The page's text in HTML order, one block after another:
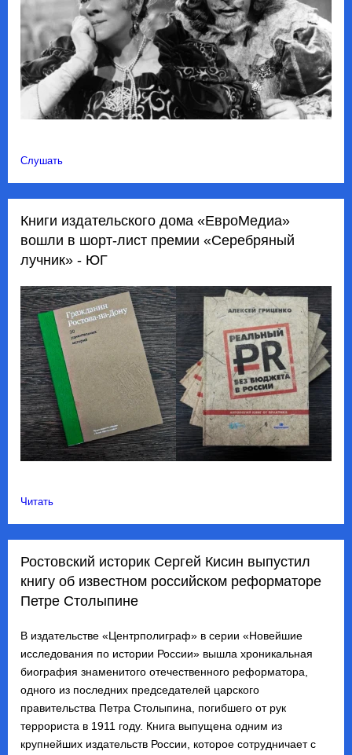
Слушать
Книги издательского дома «ЕвроМедиа»
вошли в шорт-лист премии «Серебряный
лучник» - ЮГ
Читать
Ростовский историк Сергей Кисин выпустил
книгу об известном российском реформаторе
Петре Столыпине
В издательстве «Центрполиграф» в серии «Новейшие
исследования по истории России» вышла хроникальная
биография знаменитого отечественного реформатора,
одного из последних председателей царского
правительства Петра Столыпина, погибшего от рук
террориста в 1911 году. Книга выпущена одним из
крупнейших издательств России, которое сотрудничает с